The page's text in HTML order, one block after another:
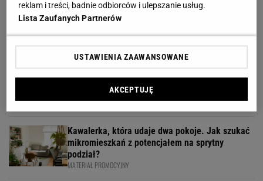
Elegancka porcelana to strzał w dziesiątkę na
prezent ślubny. Porządne serwisy obiadowe są
teraz w świetnych cenach
Jak czytać rzuty mieszkań? Uniknij błędów przy
MATERIAŁ PROMOCYJNY
Kawalerka, która udaje dwa pokoje. Jak szukać
mikromieszkań z potencjałem na sprytny
podział?
MATERIAŁ PROMOCYJNY
reklam i treści, badnie odbiorców i ulepszanie usług.
Lista Zaufanych Partnerów
USTAWIENIA ZAAWANSOWANE
AKCEPTUJĘ